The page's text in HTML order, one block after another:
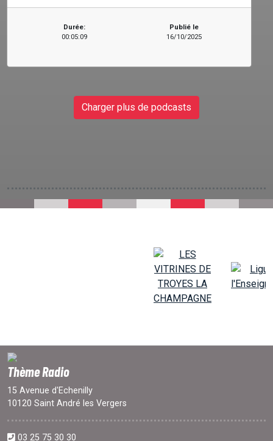
Durée:
00:05:09
Publié le
16/10/2025
Charger plus de podcasts
Thème Radio
15 Avenue d'Echenilly
10120 Saint André les Vergers
03 25 75 30 30